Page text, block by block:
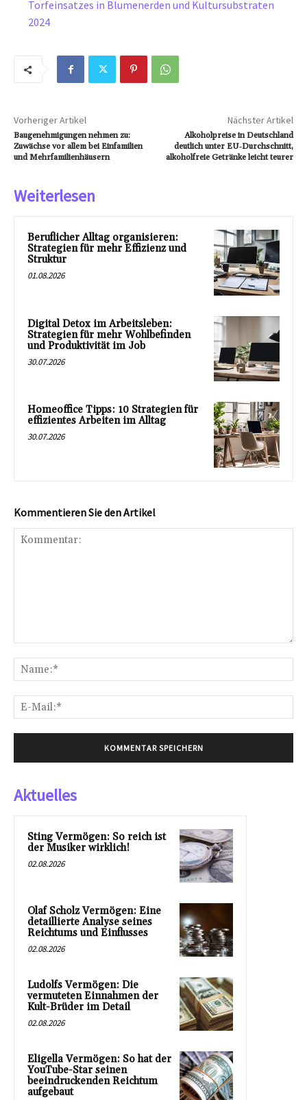
Torfeinsatzes in Blumenerden und Kultursubstraten
2024
Vorheriger Artikel
Baugenehmigungen nehmen zu:
Zuwächse vor allem bei Einfamilien
und Mehrfamilienhäusern
Nächster Artikel
Alkoholpreise in Deutschland
deutlich unter EU‑Durchschnitt,
alkoholfreie Getränke leicht teurer
Weiterlesen
Beruflicher Alltag organisieren:
Strategien für mehr Effizienz und
Struktur
01.08.2026
Digital Detox im Arbeitsleben:
Strategien für mehr Wohlbefinden
und Produktivität im Job
30.07.2026
Homeoffice Tipps: 10 Strategien für
effizientes Arbeiten im Alltag
30.07.2026
Kommentieren Sie den Artikel
Aktuelles
Sting Vermögen: So reich ist
der Musiker wirklich!
02.08.2026
Olaf Scholz Vermögen: Eine
detaillierte Analyse seines
Reichtums und Einflusses
02.08.2026
Ludolfs Vermögen: Die
vermuteten Einnahmen der
Kult-Brüder im Detail
02.08.2026
Eligella Vermögen: So hat der
YouTube-Star seinen
beeindruckenden Reichtum
aufgebaut